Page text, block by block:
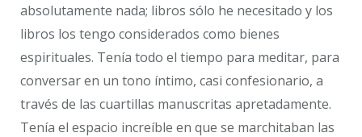
absolutamente nada; libros sólo he necesitado y los
libros los tengo considerados como bienes
espirituales. Tenía todo el tiempo para meditar, para
conversar en un tono íntimo, casi confesionario, a
través de las cuartillas manuscritas apretadamente.
Tenía el espacio increíble en que se marchitaban las